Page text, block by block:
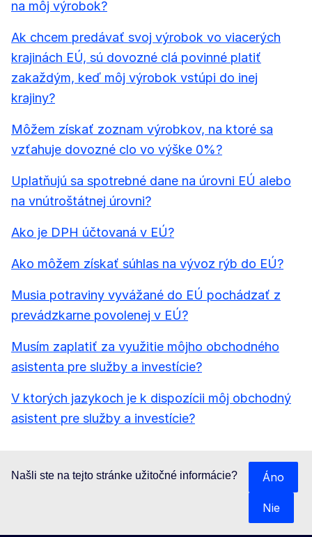
na môj výrobok?
Ak chcem predávať svoj výrobok vo viacerých
krajinách EÚ, sú dovozné clá povinné platiť
zakaždým, keď môj výrobok vstúpi do inej
krajiny?
Môžem získať zoznam výrobkov, na ktoré sa
vzťahuje dovozné clo vo výške 0%?
Uplatňujú sa spotrebné dane na úrovni EÚ alebo
na vnútroštátnej úrovni?
Ako je DPH účtovaná v EÚ?
Ako môžem získať súhlas na vývoz rýb do EÚ?
Musia potraviny vyvážané do EÚ pochádzať z
prevádzkarne povolenej v EÚ?
Musím zaplatiť za využitie môjho obchodného
asistenta pre služby a investície?
V ktorých jazykoch je k dispozícii môj obchodný
asistent pre služby a investície?
Našli ste na tejto stránke užitočné informácie? Áno
Nie